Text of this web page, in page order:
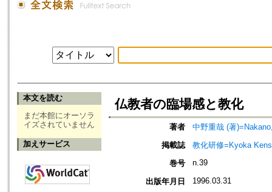
本文を読む
まだ本館にオーソラ
イズされていません
加えサービス
仏教者の臨場感と教化
著者
中野重哉 (著
掲載誌
教化研修=Kyoka
巻号
n.39
出版年月日 1996.03.31